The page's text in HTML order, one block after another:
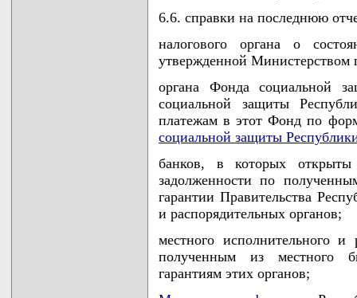
6.6. справки на последнюю
налогового органа о
утвержденной Министерством
органа Фонда социальной
социальной защиты
платежам в этот Фонд по
социальной защиты
банков, в которых
задолженности по
гарантии Правительства
и распорядительных органов;
местного исполнительного и
полученным из местного
гарантиям этих органов;